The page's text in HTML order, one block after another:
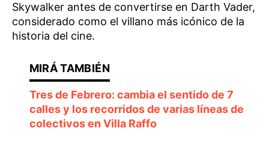
Skywalker antes de convertirse en Darth Vader,
considerado como el villano más icónico de la
historia del cine.
Tres de Febrero: cambia el sentido de 7
calles y los recorridos de varias líneas de
colectivos en Villa Raffo